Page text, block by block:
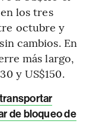
los tres
octubre y
cambios. En
más largo,
y US$150.
de bloqueo de